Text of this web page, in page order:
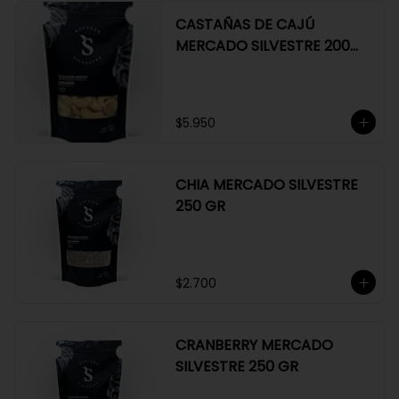
CASTAÑAS DE CAJÚ
MERCADO SILVESTRE 200
$5.950
CHIA MERCADO SILVESTRE
250 GR
$2.700
CRANBERRY MERCADO
SILVESTRE 250 GR